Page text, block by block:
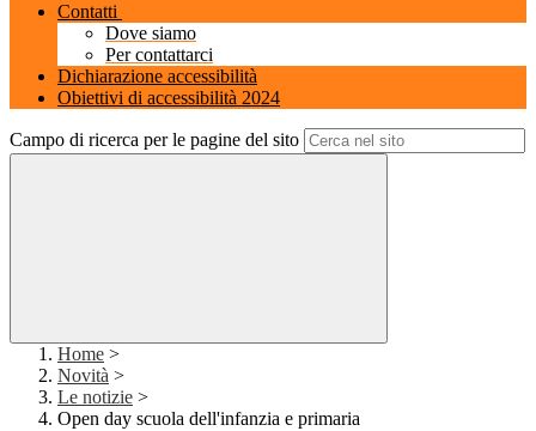
Contatti
Dove siamo
Per contattarci
Dichiarazione accessibilità
Obiettivi di accessibilità 2024
Campo di ricerca per le pagine del sito
Home >
Novità >
Le notizie >
Open day scuola dell'infanzia e primaria